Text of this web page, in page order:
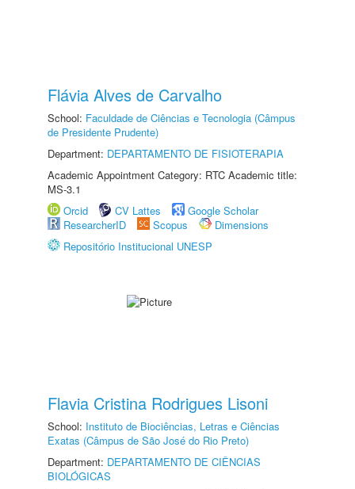
Flávia Alves de Carvalho
School: Faculdade de Ciências e Tecnologia (Câmpus
de Presidente Prudente)
Department: DEPARTAMENTO DE FISIOTERAPIA
Academic Appointment Category: RTC Academic title:
MS-3.1
Orcid
CV Lattes
Google Scholar
ResearcherID
Scopus
Dimensions
Repositório Institucional UNESP
Flavia Cristina Rodrigues Lisoni
School: Instituto de Biociências, Letras e Ciências
Exatas (Câmpus de São José do Rio Preto)
Department: DEPARTAMENTO DE CIÊNCIAS
BIOLÓGICAS